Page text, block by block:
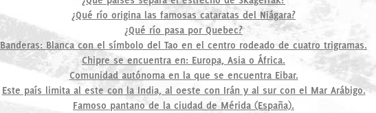
¿Qué río origina las famosas cataratas del Niágara?
¿Qué río pasa por Quebec?
Banderas: Blanca con el símbolo del Tao en el centro rodeado de cuatro trigramas.
Chipre se encuentra en: Europa, Asia o África.
Comunidad autónoma en la que se encuentra Eibar.
Este país limita al este con la India, al oeste con Irán y al sur con el Mar Arábigo.
Famoso pantano de la ciudad de Mérida (España).